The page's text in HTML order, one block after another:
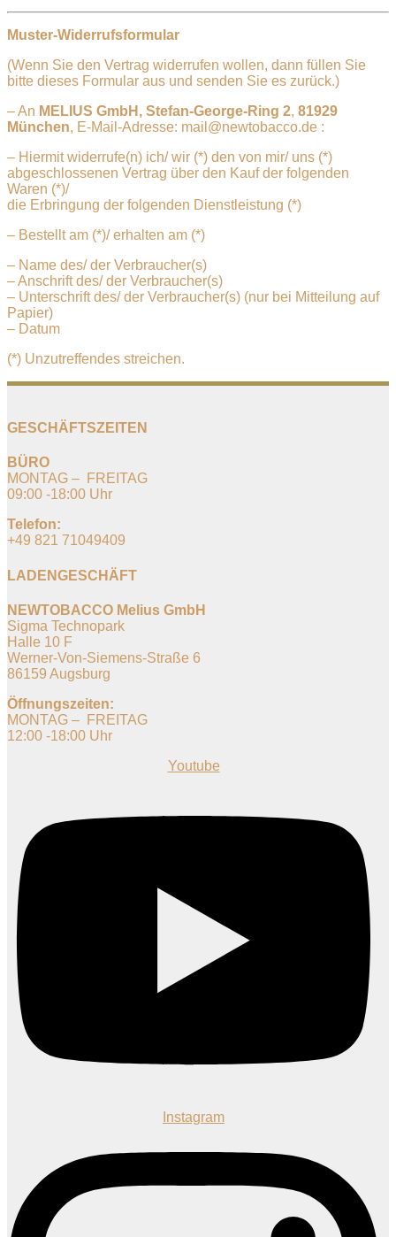
Muster-Widerrufsformular
(Wenn Sie den Vertrag widerrufen wollen, dann füllen Sie
bitte dieses Formular aus und senden Sie es zurück.)
– An MELIUS GmbH, Stefan-George-Ring 2, 81929
München, E-Mail-Adresse: mail@newtobacco.de :
– Hiermit widerrufe(n) ich/ wir (*) den von mir/ uns (*)
abgeschlossenen Vertrag über den Kauf der folgenden
Waren (*)/
die Erbringung der folgenden Dienstleistung (*)
– Bestellt am (*)/ erhalten am (*)
– Name des/ der Verbraucher(s)
– Anschrift des/ der Verbraucher(s)
– Unterschrift des/ der Verbraucher(s) (nur bei Mitteilung auf
Papier)
– Datum
(*) Unzutreffendes streichen.
GESCHÄFTSZEITEN
BÜRO
MONTAG – FREITAG
09:00 -18:00 Uhr
Telefon:
+49 821 71049409
LADENGESCHÄFT
NEWTOBACCO Melius GmbH
Sigma Technopark
Halle 10 F
Werner-Von-Siemens-Straße 6
86159 Augsburg
Öffnungszeiten:
MONTAG – FREITAG
12:00 -18:00 Uhr
Youtube
Instagram